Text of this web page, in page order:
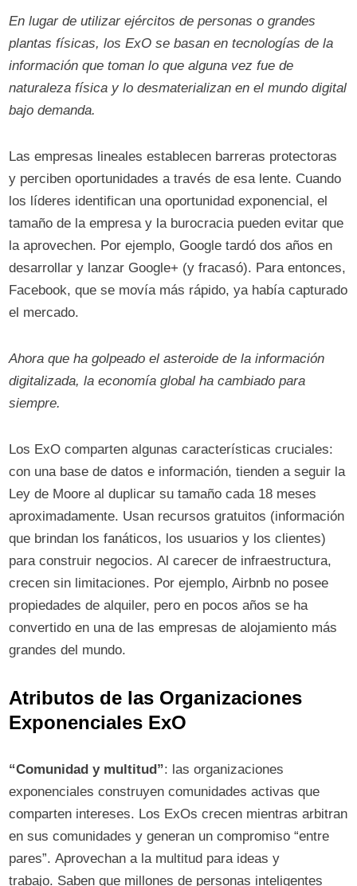
En lugar de utilizar ejércitos de personas o grandes
plantas físicas, los ExO se basan en tecnologías de la
información que toman lo que alguna vez fue de
naturaleza física y lo desmaterializan en el mundo digital
bajo demanda.
Las empresas lineales establecen barreras protectoras
y perciben oportunidades a través de esa lente. Cuando
los líderes identifican una oportunidad exponencial, el
tamaño de la empresa y la burocracia pueden evitar que
la aprovechen. Por ejemplo, Google tardó dos años en
desarrollar y lanzar Google+ (y fracasó). Para entonces,
Facebook, que se movía más rápido, ya había capturado
el mercado.
Ahora que ha golpeado el asteroide de la información
digitalizada, la economía global ha cambiado para
siempre.
Los ExO comparten algunas características cruciales:
con una base de datos e información, tienden a seguir la
Ley de Moore al duplicar su tamaño cada 18 meses
aproximadamente. Usan recursos gratuitos (información
que brindan los fanáticos, los usuarios y los clientes)
para construir negocios. Al carecer de infraestructura,
crecen sin limitaciones. Por ejemplo, Airbnb no posee
propiedades de alquiler, pero en pocos años se ha
convertido en una de las empresas de alojamiento más
grandes del mundo.
Atributos de las Organizaciones
Exponenciales ExO
“Comunidad y multitud”: las organizaciones
exponenciales construyen comunidades activas que
comparten intereses. Los ExOs crecen mientras arbitran
en sus comunidades y generan un compromiso “entre
pares”. Aprovechan a la multitud para ideas y
trabajo. Saben que millones de personas inteligentes